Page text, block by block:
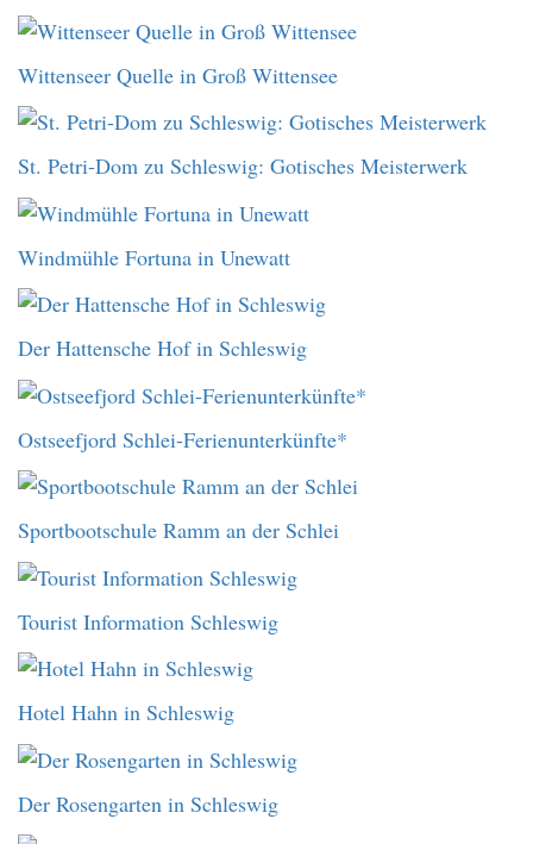
Wittenseer Quelle in Groß Wittensee
St. Petri-Dom zu Schleswig: Gotisches Meisterwerk
Windmühle Fortuna in Unewatt
Der Hattensche Hof in Schleswig
Ostseefjord Schlei-Ferienunterkünfte*
Sportbootschule Ramm an der Schlei
Tourist Information Schleswig
Hotel Hahn in Schleswig
Der Rosengarten in Schleswig